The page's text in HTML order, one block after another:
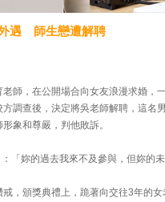
遇 師生戀遭解聘
老師，在公開場合向女友浪漫求婚
調查後，決定將吳老師解聘，這名
象和尊嚴，判他敗訴。
「妳的過去我來不及參與，但妳的
，頒獎典禮上，跪著向交往3年的